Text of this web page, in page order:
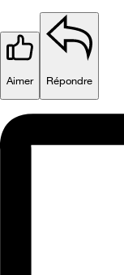
Aimer Répondre